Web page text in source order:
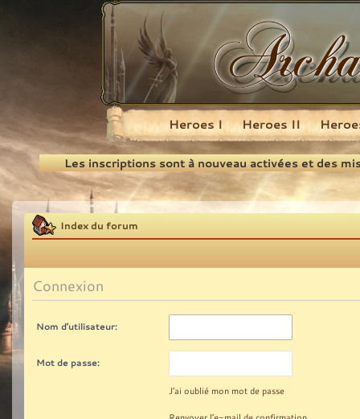
Recherche
Heroes I Heroes II
Les inscriptions sont à nouveau activées et des
Index du forum
Connexion
Nom d’utilisateur:
Mot de passe:
J’ai oublié mon mot de passe